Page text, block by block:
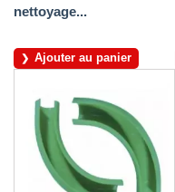
nettoyage...
Ajouter au panier